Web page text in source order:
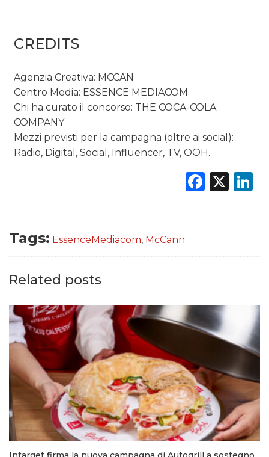
CREDITS
Agenzia Creativa: MCCAN
Centro Media: ESSENCE MEDIACOM
Chi ha curato il concorso: THE COCA-COLA
COMPANY
Mezzi previsti per la campagna (oltre ai social):
Radio, Digital, Social, Influencer, TV, OOH.
X
Tags: EssenceMediacom, McCann
Related posts